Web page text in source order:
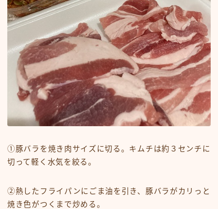
①豚バラを焼き肉サイズに切る。キムチは約３センチに
切って軽く水気を絞る。
②熱したフライパンにごま油を引き、豚バラがカリっと
焼き色がつくまで炒める。